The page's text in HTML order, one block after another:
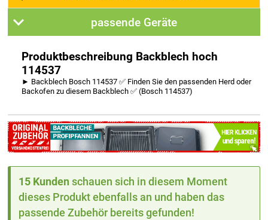
passende Geräte
Produktbeschreibung Backblech hoch
114537
► Backblech Bosch 114537 ✅ Finden Sie den passenden Herd oder
Backofen zu diesem Backblech ✅ (Bosch 114537)
15 Kunden schauen sich in diesem Moment
dieses Produkt ebenfalls an und haben das
passende Zubehör bereits gefunden!